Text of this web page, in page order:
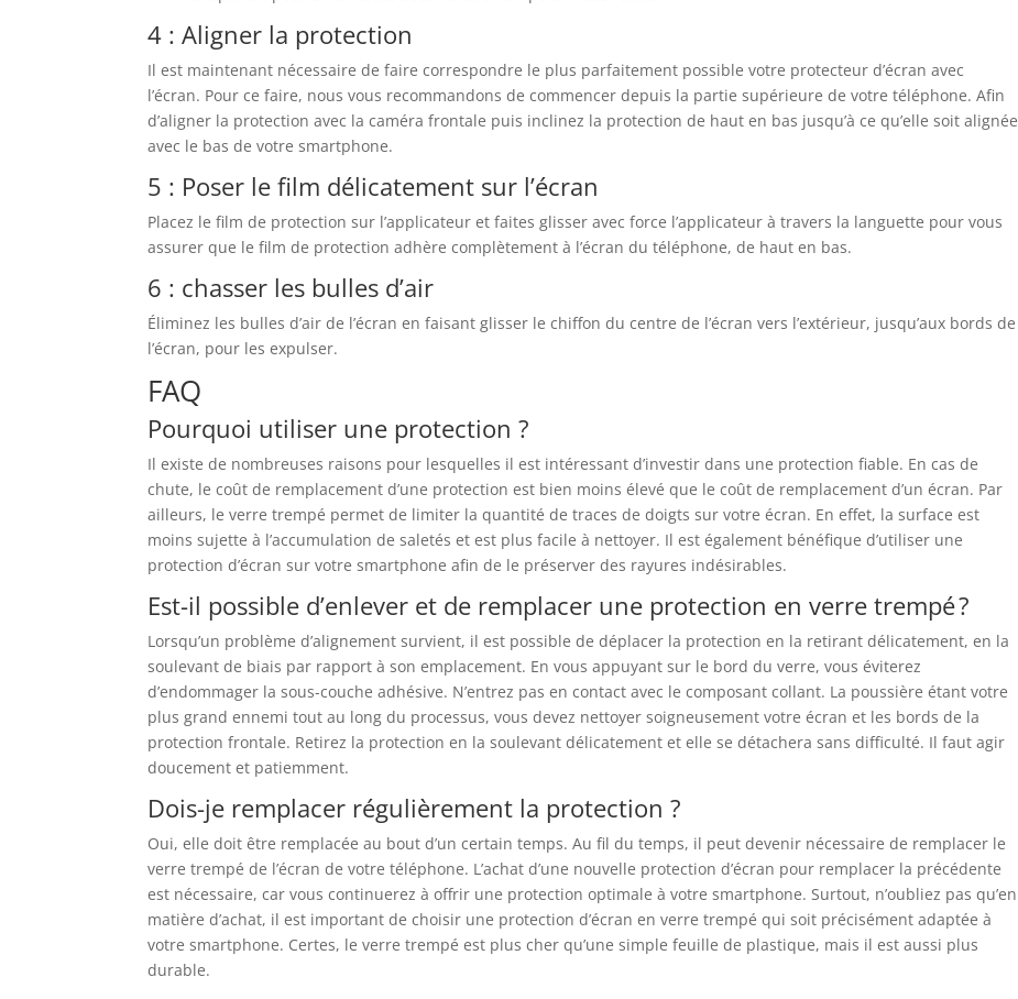
4 : Aligner la protection
Il est maintenant nécessaire de faire correspondre le plus parfaitement possible votre protecteur d’écran avec
l’écran. Pour ce faire, nous vous recommandons de commencer depuis la partie supérieure de votre téléphone. Afin
d’aligner la protection avec la caméra frontale puis inclinez la protection de haut en bas jusqu’à ce qu’elle soit alignée
avec le bas de votre smartphone.
5 : Poser le film délicatement sur l’écran
Placez le film de protection sur l’applicateur et faites glisser avec force l’applicateur à travers la languette pour vous
assurer que le film de protection adhère complètement à l’écran du téléphone, de haut en bas.
6 : chasser les bulles d’air
Éliminez les bulles d’air de l’écran en faisant glisser le chiffon du centre de l’écran vers l’extérieur, jusqu’aux bords de
l’écran, pour les expulser.
FAQ
Pourquoi utiliser une protection ?
Il existe de nombreuses raisons pour lesquelles il est intéressant d’investir dans une protection fiable. En cas de
chute, le coût de remplacement d’une protection est bien moins élevé que le coût de remplacement d’un écran. Par
ailleurs, le verre trempé permet de limiter la quantité de traces de doigts sur votre écran. En effet, la surface est
moins sujette à l’accumulation de saletés et est plus facile à nettoyer. Il est également bénéfique d’utiliser une
protection d’écran sur votre smartphone afin de le préserver des rayures indésirables.
Est-il possible d’enlever et de remplacer une protection en verre trempé ?
Lorsqu’un problème d’alignement survient, il est possible de déplacer la protection en la retirant délicatement, en la
soulevant de biais par rapport à son emplacement. En vous appuyant sur le bord du verre, vous éviterez
d’endommager la sous-couche adhésive. N’entrez pas en contact avec le composant collant. La poussière étant votre
plus grand ennemi tout au long du processus, vous devez nettoyer soigneusement votre écran et les bords de la
protection frontale. Retirez la protection en la soulevant délicatement et elle se détachera sans difficulté. Il faut agir
doucement et patiemment.
Dois-je remplacer régulièrement la protection ?
Oui, elle doit être remplacée au bout d’un certain temps. Au fil du temps, il peut devenir nécessaire de remplacer le
verre trempé de l’écran de votre téléphone. L’achat d’une nouvelle protection d’écran pour remplacer la précédente
est nécessaire, car vous continuerez à offrir une protection optimale à votre smartphone. Surtout, n’oubliez pas qu’en
matière d’achat, il est important de choisir une protection d’écran en verre trempé qui soit précisément adaptée à
votre smartphone. Certes, le verre trempé est plus cher qu’une simple feuille de plastique, mais il est aussi plus
durable.